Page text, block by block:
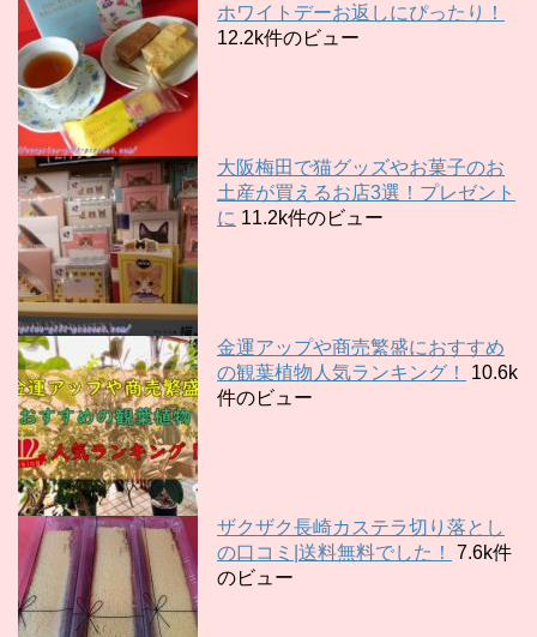
ホワイトデーお返しにぴったり！
12.2k件のビュー
大阪梅田で猫グッズやお菓子のお
土産が買えるお店3選！プレゼント
に 11.2k件のビュー
金運アップや商売繁盛におすすめ
の観葉植物人気ランキング！
10.6k
件のビュー
ザクザク長崎カステラ切り落とし
の口コミ|送料無料でした！
7.6k件
のビュー